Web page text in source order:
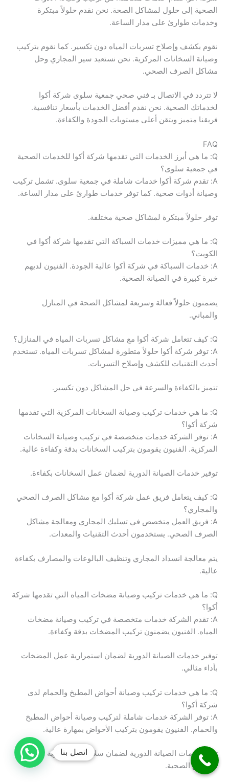
الصحية إلى حلول لمشاكل الصحة. نحن نقدم حلولاً مبتكرة
وخدمات طوارئ على مدار الساعة.
نقوم بكشف وإصلاح تسربات المياه دون تكسير. كما نقوم بتركيب
وصيانة السخانات المركزية. نحن نستعيد سير المجاري وحل
مشاكل الصرف الصحي.
لا تتردد في الاتصال بـ فني صحي جمعية سلوى شركة أكوا
لخدماتك الصحية. نحن نقدم أفضل الخدمات بأسعار تنافسية.
فريقنا متميز ويتقن أعلى مستويات الجودة والكفاءة.
FAQ
Q: ما هي أبرز الخدمات التي تقدمها شركة أكوا للخدمات الصحية
في جمعية سلوى؟
A: تقدم شركة أكوا خدمات شاملة في جمعية سلوى. تشمل تركيب
وصيانة أدوات صحية. كما توفر خدمات طوارئ على مدار الساعة.
توفر حلولاً مبتكرة لمشاكل صحية مختلفة.
Q: ما هي مميزات خدمات السباكة التي تقدمها شركة أكوا في
الكويت؟
A: خدمات السباكة في شركة أكوا عالية الجودة. الفنيون لديهم
خبرة كبيرة في الصيانة الصحية.
يضمنون حلولاً فعالة وسريعة لمشاكل الصحة في المنازل
والمباني.
Q: كيف تتعامل شركة أكوا مع مشاكل تسربات المياه في المنازل؟
A: توفر شركة أكوا حلولاً متطورة لمشاكل تسربات المياه. تستخدم
أحدث التقنيات للكشف وإصلاح التسربات.
تتميز بالكفاءة والسرعة في حل المشاكل دون تكسير.
Q: ما هي خدمات تركيب وصيانة السخانات المركزية التي تقدمها
شركة أكوا؟
A: توفر الشركة خدمات متخصصة في تركيب وصيانة السخانات
المركزية. الفنيون يقومون بتركيب السخانات بدقة وكفاءة عالية.
توفير خدمات الصيانة الدورية لضمان عمل السخانات بكفاءة.
Q: كيف يتعامل فريق عمل شركة أكوا مع مشاكل الصرف الصحي
والمجاري؟
A: فريق العمل متخصص في تسليك المجاري ومعالجة مشاكل
الصرف الصحي. يستخدمون أحدث التقنيات والمعدات.
يتم معالجة انسداد المجاري وتنظيف البالوعات والمصارف بكفاءة
عالية.
Q: ما هي خدمات تركيب وصيانة مضخات المياه التي تقدمها شركة
أكوا؟
A: تقدم الشركة خدمات متخصصة في تركيب وصيانة مضخات
المياه. الفنيون يضمنون تركيب المضخات بدقة وكفاءة.
توفير خدمات الصيانة الدورية لضمان استمرارية عمل المضخات
بأداء مثالي.
Q: ما هي خدمات تركيب وصيانة أحواض المطبخ والحمام لدى
شركة أكوا؟
A: توفر الشركة خدمات شاملة لتركيب وصيانة أحواض المطبخ
والحمام. الفنيون يقومون بتركيب الأحواض بمهارة عالية.
تقدم خدمات الصيانة الدورية لضمان سلامة واستمرارية عمل
المرافق الصحية.
اتصل بنا